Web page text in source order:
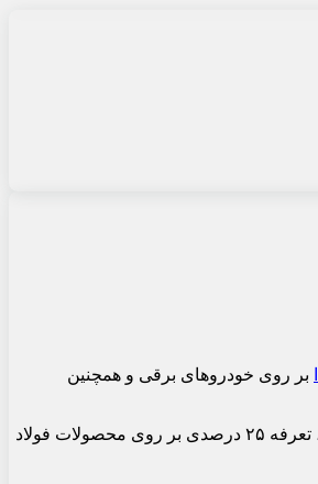
بر روی خودروهای برقی و همچنین
پس از ایالات متحده و اتحادیه اروپا، کانادا از روز سه‌شنبه تعرفه ۱۰۰ درصدی بر روی خودروهای برقی ارسال شده از چین را به اجرا گذاشت و همچنین در اواخر اوت، تعرفه ۲۵ درصدی بر روی محصولات فولاد